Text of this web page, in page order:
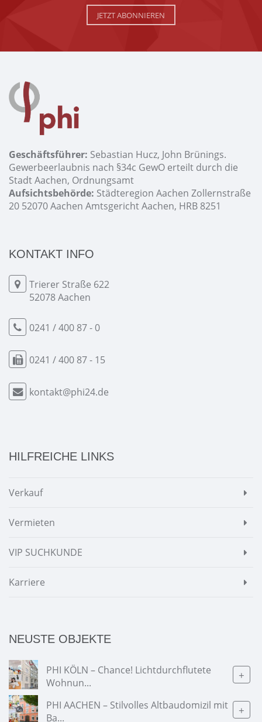
JETZT ABONNIEREN
Geschäftsführer: Sebastian Hucz, John Brünings.
Gewerbeerlaubnis nach §34c GewO erteilt durch die
Stadt Aachen, Ordnungsamt
Aufsichtsbehörde: Städteregion Aachen Zollernstraße
20 52070 Aachen Amtsgericht Aachen, HRB 8251
KONTAKT INFO
Trierer Straße 622
52078 Aachen
0241 / 400 87 - 0
0241 / 400 87 - 15
kontakt@phi24.de
HILFREICHE LINKS
Verkauf
Vermieten
VIP SUCHKUNDE
Karriere
NEUSTE OBJEKTE
PHI KÖLN – Chance! Lichtdurchflutete
Wohnun...
+
PHI AACHEN – Stilvolles Altbaudomizil mit
Ba...
+